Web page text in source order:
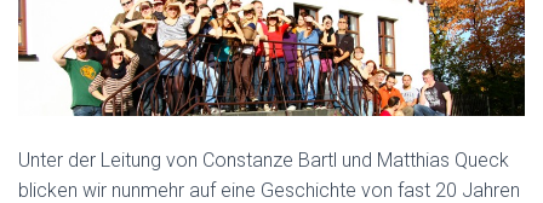
Unter der Leitung von Constanze Bartl und Matthias Queck
blicken wir nunmehr auf eine Geschichte von fast 20 Jahren